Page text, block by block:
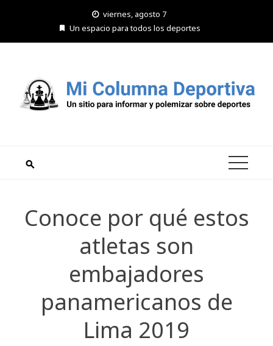
viernes, agosto 7
Un espacio para todos los deportes
Conoce por qué estos
atletas son
embajadores
panamericanos de
Lima 2019